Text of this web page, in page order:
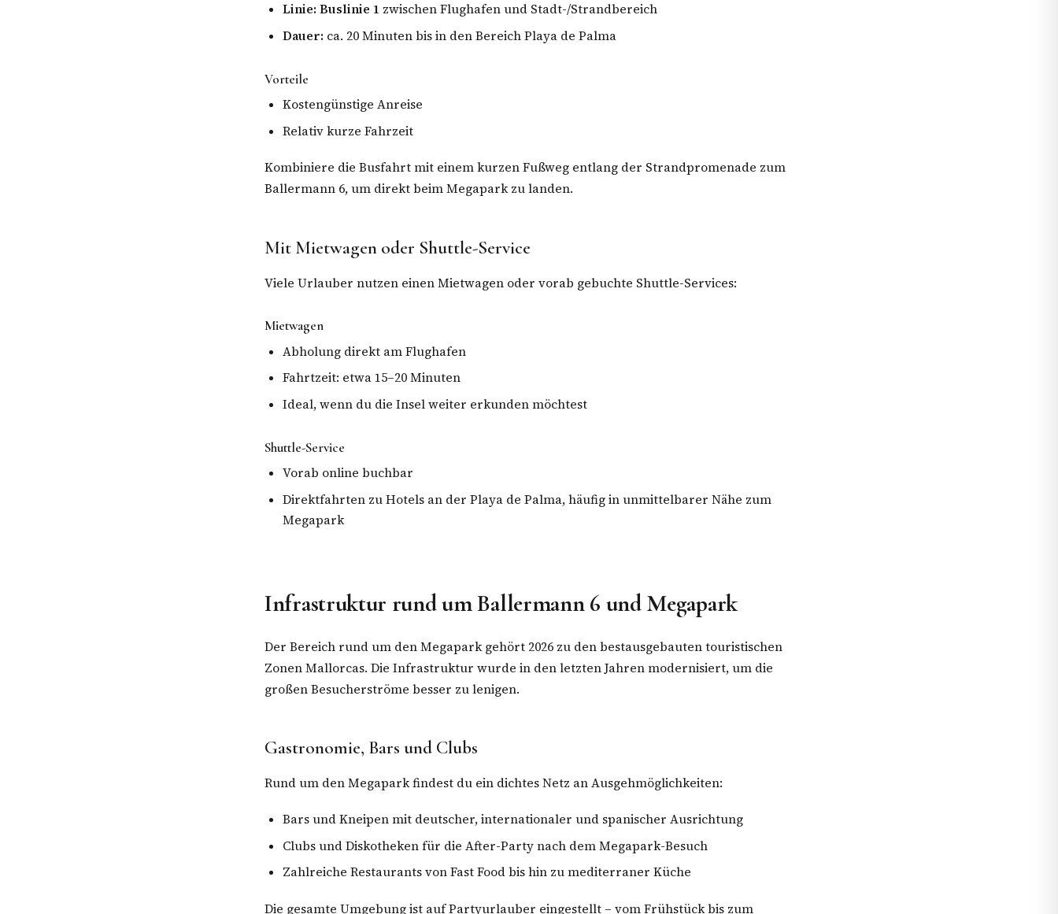
Linie: Buslinie 1 zwischen Flughafen und Stadt-/Strandbereich
Dauer: ca. 20 Minuten bis in den Bereich Playa de Palma
Vorteile
Kostengünstige Anreise
Relativ kurze Fahrzeit
Kombiniere die Busfahrt mit einem kurzen Fußweg entlang der Strandpromenade zum
Ballermann 6, um direkt beim Megapark zu landen.
Mit Mietwagen oder Shuttle-Service
Viele Urlauber nutzen einen Mietwagen oder vorab gebuchte Shuttle-Services:
Mietwagen
Abholung direkt am Flughafen
Fahrtzeit: etwa 15–20 Minuten
Ideal, wenn du die Insel weiter erkunden möchtest
Shuttle-Service
Vorab online buchbar
Direktfahrten zu Hotels an der Playa de Palma, häufig in unmittelbarer Nähe zum
Megapark
Infrastruktur rund um Ballermann 6 und Megapark
Der Bereich rund um den Megapark gehört 2026 zu den bestausgebauten touristischen
Zonen Mallorcas. Die Infrastruktur wurde in den letzten Jahren modernisiert, um die
großen Besucherströme besser zu lenigen.
Gastronomie, Bars und Clubs
Rund um den Megapark findest du ein dichtes Netz an Ausgehmöglichkeiten:
Bars und Kneipen mit deutscher, internationaler und spanischer Ausrichtung
Clubs und Diskotheken für die After-Party nach dem Megapark-Besuch
Zahlreiche Restaurants von Fast Food bis hin zu mediterraner Küche
Die gesamte Umgebung ist auf Partyurlauber eingestellt – vom Frühstück bis zum